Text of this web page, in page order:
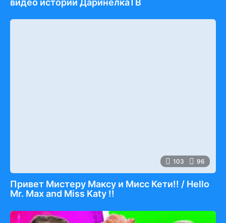
видео истории ДаринелкаТВ
103 96
Привет Мистеру Максу и Мисс Кети!! / Hello
Mr. Max and Miss Katy !!